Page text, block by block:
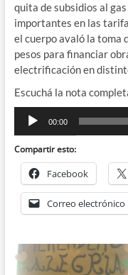
quita de subsidios al
importantes en las
el cuerpo avaló la toma
pesos para financiar
electrificación en
Escuchá la nota
Reproductor
audio
00:00
Compartir esto:
Facebook
Correo electrónico